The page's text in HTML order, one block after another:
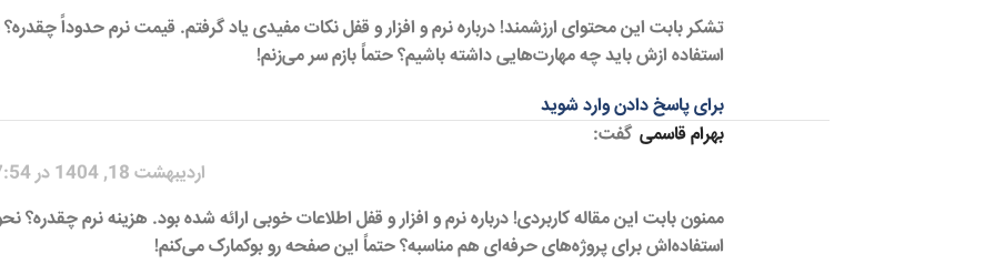
تشکر بابت این محتوای ارزشمند! درباره نرم و افزار و قفل نکات مفیدی یاد گرفتم. قیمت نرم حدوداً چقدره؟
استفاده ازش باید چه مهارت‌هایی داشته باشیم؟ حتماً بازم سر می‌زنم!
برای پاسخ دادن وارد شوید
بهرام قاسمی گفت:
اردیبهشت 18, 1404 در 7:54 ب.ظ
ممنون بابت این مقاله کاربردی! درباره نرم و افزار و قفل اطلاعات خوبی ارائه شده بود. هزینه نرم چقدره؟
استفاده‌اش برای پروژه‌های حرفه‌ای هم مناسبه؟ حتماً این صفحه رو بوکمارک می‌کنم!